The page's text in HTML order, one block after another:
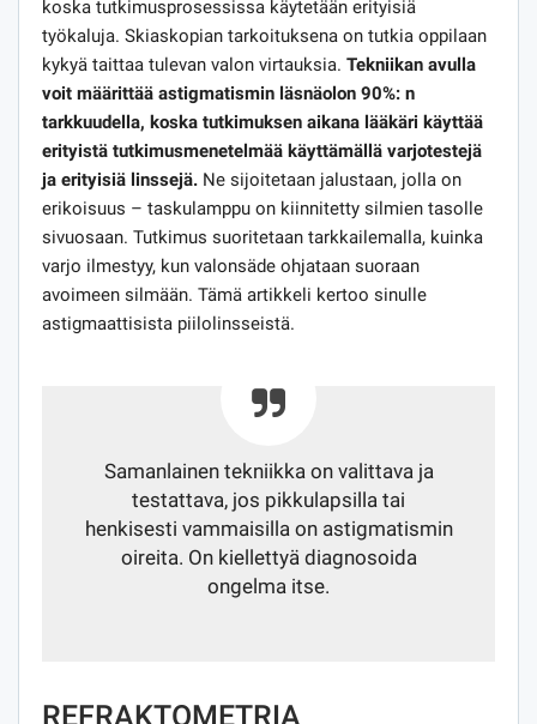
koska tutkimusprosessissa käytetään erityisiä
työkaluja. Skiaskopian tarkoituksena on tutkia oppilaan
kykyä taittaa tulevan valon virtauksia. Tekniikan avulla
voit määrittää astigmatismin läsnäolon 90%: n
tarkkuudella, koska tutkimuksen aikana lääkäri käyttää
erityistä tutkimusmenetelmää käyttämällä varjotestejä
ja erityisiä linssejä. Ne sijoitetaan jalustaan, jolla on
erikoisuus – taskulamppu on kiinnitetty silmien tasolle
sivuosaan. Tutkimus suoritetaan tarkkailemalla, kuinka
varjo ilmestyy, kun valonsäde ohjataan suoraan
avoimeen silmään. Tämä artikkeli kertoo sinulle
astigmaattisista piilolinsseistä.
Samanlainen tekniikka on valittava ja
testattava, jos pikkulapsilla tai
henkisesti vammaisilla on astigmatismin
oireita. On kiellettyä diagnosoida
ongelma itse.
REFRAKTOMETRIA